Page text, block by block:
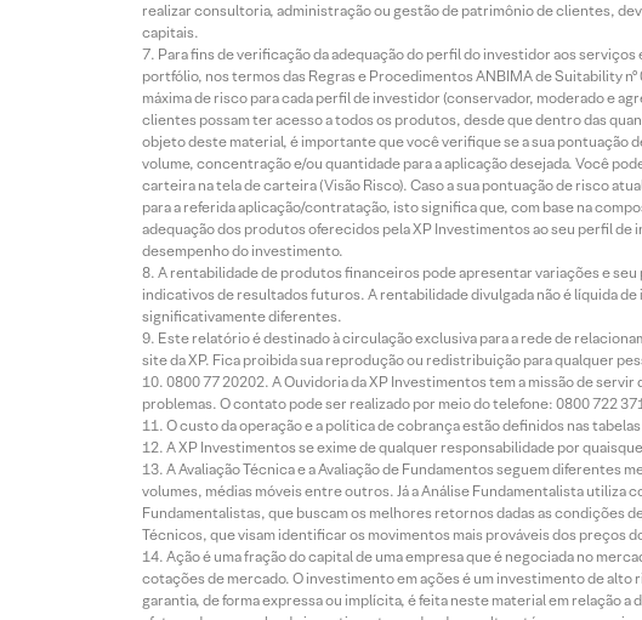
realizar consultoria, administração ou gestão de patrimônio de clientes,
capitais.
Para fins de verificação da adequação do perfil do investidor aos
portfólio, nos termos das Regras e Procedimentos ANBIMA de Suitability
máxima de risco para cada perfil de investidor (conservador, moderado e
clientes possam ter acesso a todos os produtos, desde que dentro das
objeto deste material, é importante que você verifique se a sua pontuação
volume, concentração e/ou quantidade para a aplicação desejada. Você
carteira na tela de carteira (Visão Risco). Caso a sua pontuação de risco
para a referida aplicação/contratação, isto significa que, com base na
adequação dos produtos oferecidos pela XP Investimentos ao seu perfil
desempenho do investimento.
A rentabilidade de produtos financeiros pode apresentar variações e
indicativos de resultados futuros. A rentabilidade divulgada não é líquida
significativamente diferentes.
Este relatório é destinado à circulação exclusiva para a rede de
site da XP. Fica proibida sua reprodução ou redistribuição para qualquer
0800 77 20202. A Ouvidoria da XP Investimentos tem a missão de
problemas. O contato pode ser realizado por meio do telefone: 0800 722
O custo da operação e a política de cobrança estão definidos nas
A XP Investimentos se exime de qualquer responsabilidade por
A Avaliação Técnica e a Avaliação de Fundamentos seguem
volumes, médias móveis entre outros. Já a Análise Fundamentalista utiliza
Fundamentalistas, que buscam os melhores retornos dadas as condições
Técnicos, que visam identificar os movimentos mais prováveis dos preços
Ação é uma fração do capital de uma empresa que é negociada no
cotações de mercado. O investimento em ações é um investimento de
garantia, de forma expressa ou implícita, é feita neste material em relação